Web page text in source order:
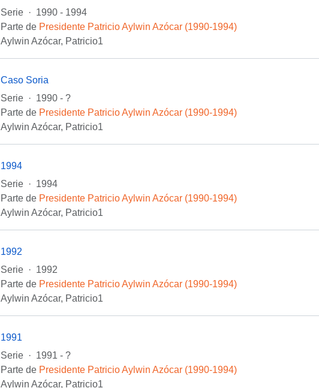
Serie · 1990 - 1994
Parte de Presidente Patricio Aylwin Azócar (1990-1994)
Aylwin Azócar, Patricio1
Caso Soria
Serie · 1990 - ?
Parte de Presidente Patricio Aylwin Azócar (1990-1994)
Aylwin Azócar, Patricio1
1994
Serie · 1994
Parte de Presidente Patricio Aylwin Azócar (1990-1994)
Aylwin Azócar, Patricio1
1992
Serie · 1992
Parte de Presidente Patricio Aylwin Azócar (1990-1994)
Aylwin Azócar, Patricio1
1991
Serie · 1991 - ?
Parte de Presidente Patricio Aylwin Azócar (1990-1994)
Aylwin Azócar, Patricio1